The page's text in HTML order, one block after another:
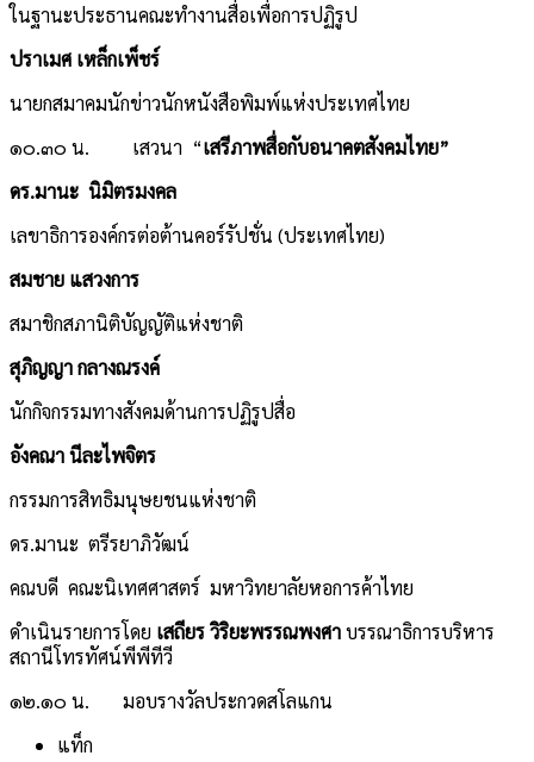
ในฐานะประธานคณะทำงานสื่อเพื่อการปฏิรูป
ปราเมศ เหล็กเพ็ชร์
นายกสมาคมนักข่าวนักหนังสือพิมพ์แห่งประเทศไทย
๑๐.๓๐ น. เสวนา “เสรีภาพสื่อกับอนาคตสังคมไทย”
ดร.มานะ นิมิตรมงคล
เลขาธิการองค์กรต่อต้านคอร์รัปชั่น (ประเทศไทย)
สมชาย แสวงการ
สมาชิกสภานิติบัญญัติแห่งชาติ
สุภิญญา กลางณรงค์
นักกิจกรรมทางสังคมด้านการปฏิรูปสื่อ
อังคณา นีละไพจิตร
กรรมการสิทธิมนุษยชนแห่งชาติ
ดร.มานะ ตรีรยาภิวัฒน์
คณบดี คณะนิเทศศาสตร์ มหาวิทยาลัยหอการค้าไทย
ดำเนินรายการโดย เสถียร วิริยะพรรณพงศาบรรณาธิการบริหาร
สถานีโทรทัศน์พีพีทีวี
๑๒.๑๐ น. มอบรางวัลประกวดสโลแกน
แท็ก